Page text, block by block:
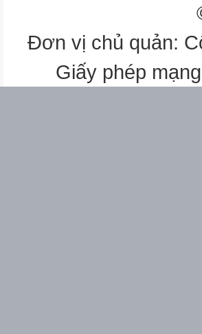
2
1
Đơn vị chủ quản:
Giấy phép